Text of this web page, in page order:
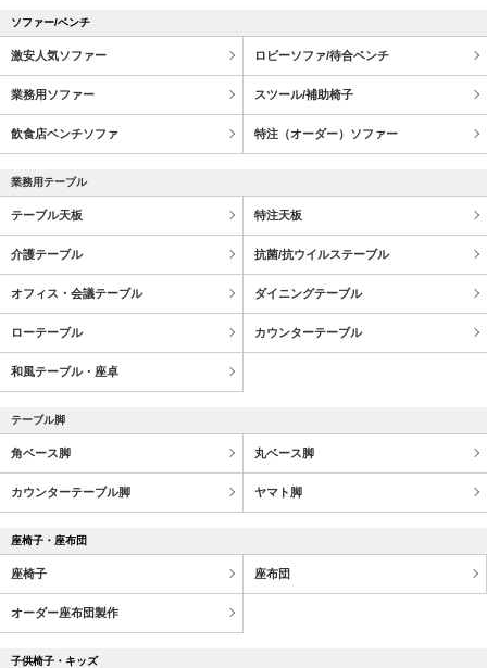
ソファー/ベンチ
激安人気ソファー ロビーソファ/待合ベンチ
業務用ソファー スツール/補助椅子
飲食店ベンチソファ 特注（オーダー）ソファー
業務用テーブル
テーブル天板 特注天板
介護テーブル 抗菌/抗ウイルステーブル
オフィス・会議テーブル ダイニングテーブル
ローテーブル カウンターテーブル
和風テーブル・座卓
テーブル脚
角ベース脚 丸ベース脚
カウンターテーブル脚 ヤマト脚
座椅子・座布団
座椅子 座布団
オーダー座布団製作
子供椅子・キッズ